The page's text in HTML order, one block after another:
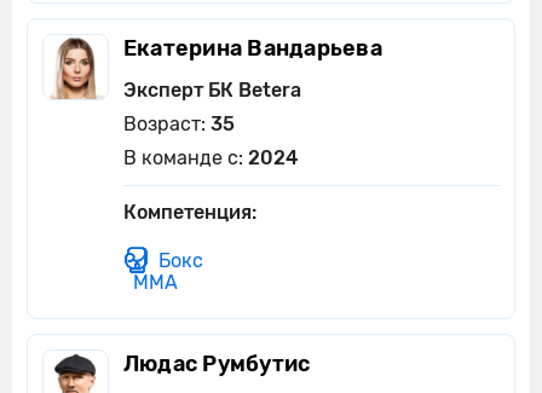
Екатерина Вандарьева
Эксперт БК Betera
Возраст: 35
В команде с: 2024
Компетенция:
Бокс
ММА
Людас Румбутис